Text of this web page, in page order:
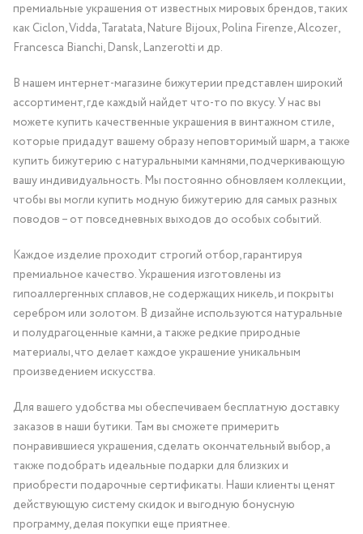
премиальные украшения от известных мировых брендов, таких
как Ciclon, Vidda, Taratata, Nature Bijoux, Polina Firenze, Alcozer,
Francesca Bianchi, Dansk, Lanzerotti и др.
В нашем интернет-магазине бижутерии представлен широкий
ассортимент, где каждый найдет что-то по вкусу. У нас вы
можете купить качественные украшения в винтажном стиле,
которые придадут вашему образу неповторимый шарм, а также
купить бижутерию с натуральными камнями, подчеркивающую
вашу индивидуальность. Мы постоянно обновляем коллекции,
чтобы вы могли купить модную бижутерию для самых разных
поводов – от повседневных выходов до особых событий.
Каждое изделие проходит строгий отбор, гарантируя
премиальное качество. Украшения изготовлены из
гипоаллергенных сплавов, не содержащих никель, и покрыты
серебром или золотом. В дизайне используются натуральные
и полудрагоценные камни, а также редкие природные
материалы, что делает каждое украшение уникальным
произведением искусства.
Для вашего удобства мы обеспечиваем бесплатную доставку
заказов в наши бутики. Там вы сможете примерить
понравившиеся украшения, сделать окончательный выбор, а
также подобрать идеальные подарки для близких и
приобрести подарочные сертификаты. Наши клиенты ценят
действующую систему скидок и выгодную бонусную
программу, делая покупки еще приятнее.